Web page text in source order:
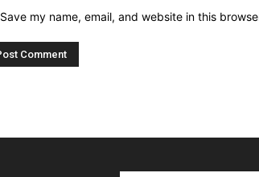
Save my name, email, and website in this